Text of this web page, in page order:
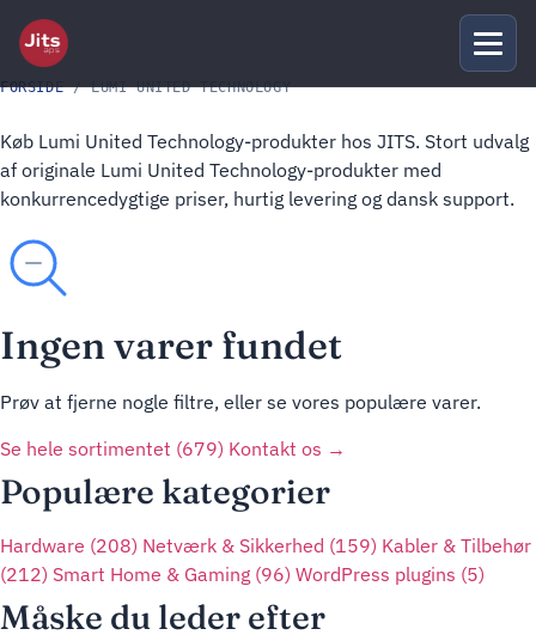
FORSIDE/ LUMI UNITED TECHNOLOGY
Køb Lumi United Technology-produkter hos JITS. Stort udvalg
af originale Lumi United Technology-produkter med
konkurrencedygtige priser, hurtig levering og dansk support.
Ingen varer fundet
Prøv at fjerne nogle filtre, eller se vores populære varer.
Se hele sortimentet (679) Kontakt os →
Populære kategorier
Hardware (208) Netværk & Sikkerhed (159) Kabler & Tilbehør
(212) Smart Home & Gaming (96) WordPress plugins (5)
Måske du leder efter